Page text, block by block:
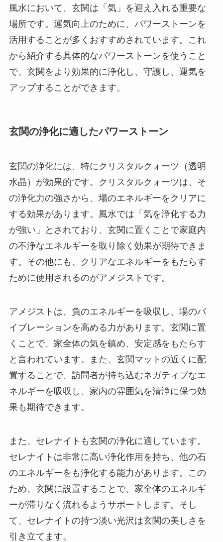
風水において、玄関は「気」を迎え入れる重要な
場所です。運気向上のために、パワーストーンを
活用することが多くおすすめされています。これ
から紹介する具体的なパワーストーンを使うこと
で、玄関をより効果的に浄化し、守護し、運気を
アップすることができます。
玄関の浄化に適したパワーストーン
玄関の浄化には、特にクリスタルクォーツ（透明
水晶）が効果的です。クリスタルクォーツは、そ
の浄化力の強さから、場のエネルギーをクリアに
する効果があります。風水では「気を浄化する力
が強い」とされており、玄関に置くことで家庭内
の不浄なエネルギーを取り除く効果が期待できま
す。その他にも、クリアなエネルギーをもたらす
ために使用されるのがアメジストです。
アメジストは、負のエネルギーを吸収し、場のバ
イブレーションを高める力があります。玄関に置
くことで、家全体の気を鎮め、安定感をもたらす
と言われています。また、玄関マットの近くに配
置することで、訪問者が持ち込むネガティブなエ
ネルギーを吸収し、家内の雰囲気を清浄に保つ効
果も期待できます。
また、セレナイトも玄関の浄化に適しています。
セレナイトは非常に高い浄化作用を持ち、他の石
のエネルギーをも浄化する能力があります。この
ため、玄関に設置することで、家全体のエネルギ
ーが滞りなく流れるようサポートします。そし
て、セレナイトの持つ淡い光沢は玄関の美しさを
引き立てます。